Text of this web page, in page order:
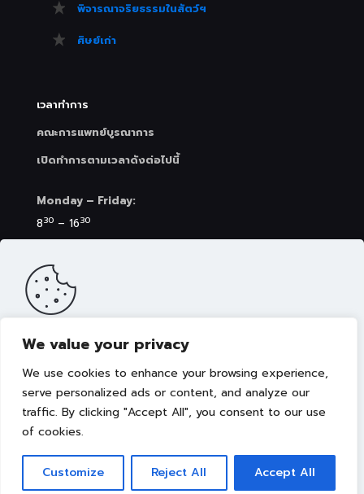
We value your privacy
We use cookies to enhance your browsing experience,
serve personalized ads or content, and analyze our
traffic. By clicking "Accept All", you consent to our use
of cookies.
Customize Reject All Accept All
พิจารณาจริยธรรมในสัตว์ฯ
ศิษย์เก่า
เวลาทำการ
คณะการแพทย์บูรณาการ
เปิดทำการตามเวลาดังต่อไปนี้
Monday – Friday:
830 – 1630
8 30– 17
Copyright © 2022 คณะการแพทย์บูรณาการ มหาวิทยาลัย
เว็บไซต์นี้มีการจัดเก็บคุกกี้เพื่อมอบประสบการณ์การใช้งาน
กิจกรรมส่งเสริมการขาย เลือกเนื้อหาที่เหมาะสมให้กับคุณอย่าง
เป็นส่วนตัว ท่านสามารถศึกษานโยบายการใช้คุกกี้ (Cookies
Policy)ได้ที่ลิงค์นี้ การใช้งานเว็บไซต์นี้เป็นการยอมรับข้อกำหนด
และยินยอมให้เราจัดเก็บคุ้กกี้ตามนโยบายที่แจ้งในเบื้องต้น
ยอมรับ